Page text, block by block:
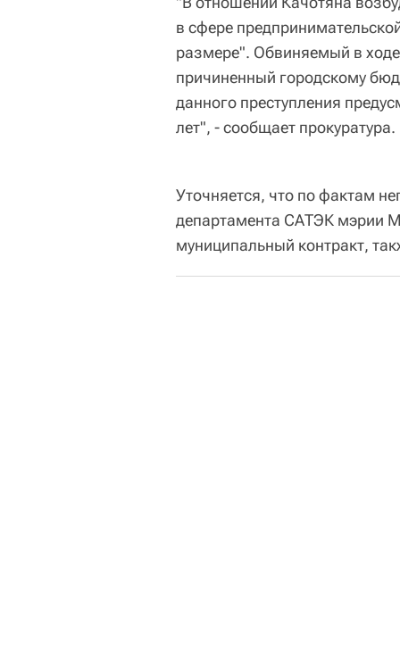
в сфере
размере". Обвиняемый в
причиненный городскому
данного преступления
лет", - сообщает прокуратура.
Уточняется, что по фактам
департамента САТЭК мэрии
муниципальный контракт,